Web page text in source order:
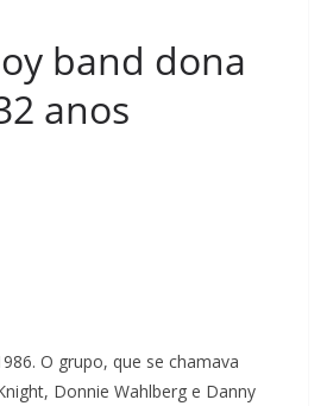
band dona
anos
O grupo, que se chamava
Donnie Wahlberg e Danny